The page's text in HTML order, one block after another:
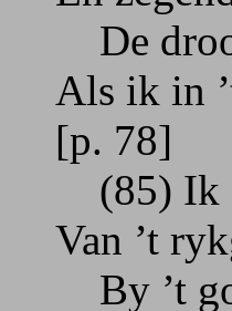
De
Als ik in
[p. 78]
(85) Ik
Van ’t
By ’t